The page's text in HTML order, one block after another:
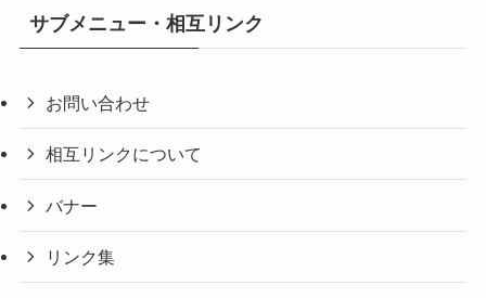
サブメニュー・相互リンク
お問い合わせ
相互リンクについて
バナー
リンク集